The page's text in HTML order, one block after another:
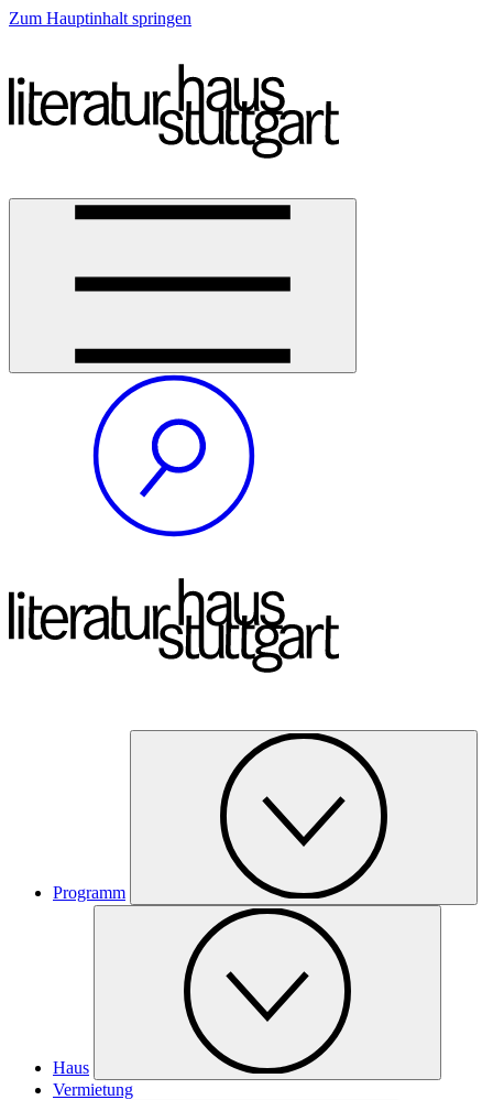
Zum Hauptinhalt springen
Programm
Haus
Vermietung